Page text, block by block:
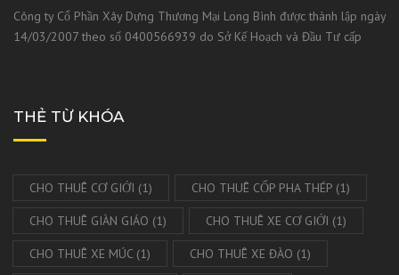
Công ty Cổ Phần Xây Dựng Thương Mại Long Bình được thành lập ngày
14/03/2007 theo số 0400566939 do Sở Kế Hoạch và Đầu Tư cấp
THẺ TỪ KHÓA
CHO THUÊ CƠ GIỚI (1) CHO THUÊ CỐP PHA THÉP (1)
CHO THUÊ GIÀN GIÁO (1) CHO THUÊ XE CƠ GIỚI (1)
CHO THUÊ XE MÚC (1) CHO THUÊ XE ĐÀO (1)